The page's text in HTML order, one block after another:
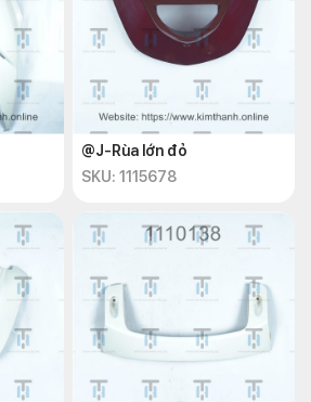
@J-Rùa lớn đỏ
SKU: 1115678